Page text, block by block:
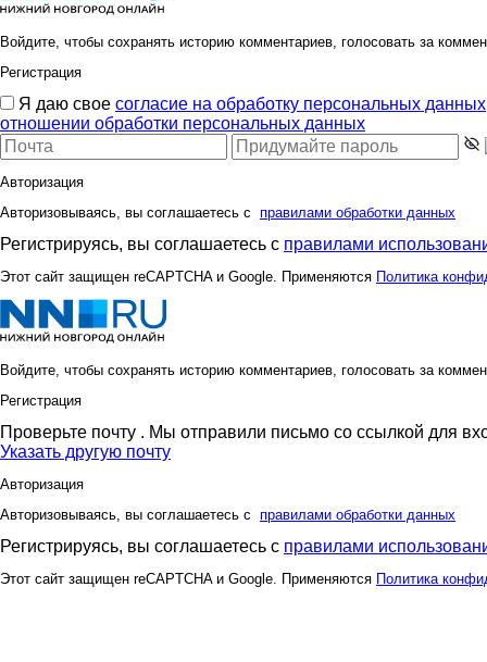
Войдите, чтобы сохранять историю комментариев, голосовать за
Регистрация
Я даю свое согласие на обработку персональных данных
отношении обработки персональных данных
Авторизация
Авторизовываясь, вы соглашаетесь с правилами обработки данных
Регистрируясь, вы соглашаетесь с правилами
Этот сайт защищен reCAPTCHA и Google. Применяются Политика
Войдите, чтобы сохранять историю комментариев, голосовать за
Регистрация
Проверьте почту . Мы отправили письмо со ссылкой для
Указать другую почту
Авторизация
Авторизовываясь, вы соглашаетесь с правилами обработки данных
Регистрируясь, вы соглашаетесь с правилами
Этот сайт защищен reCAPTCHA и Google. Применяются Политика